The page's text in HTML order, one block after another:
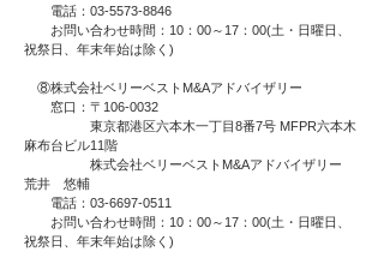
電話：03-5573-8846
お問い合わせ時間：10：00～17：00(土・日曜日、
祝祭日、年末年始は除く)
⑧株式会社ベリーベストM&Aアドバイザリー
窓口：〒106-0032
東京都港区六本木一丁目8番7号 MFPR六本木
麻布台ビル11階
株式会社ベリーベストM&Aアドバイザリー
荒井 悠輔
電話：03-6697-0511
お問い合わせ時間：10：00～17：00(土・日曜日、
祝祭日、年末年始は除く)